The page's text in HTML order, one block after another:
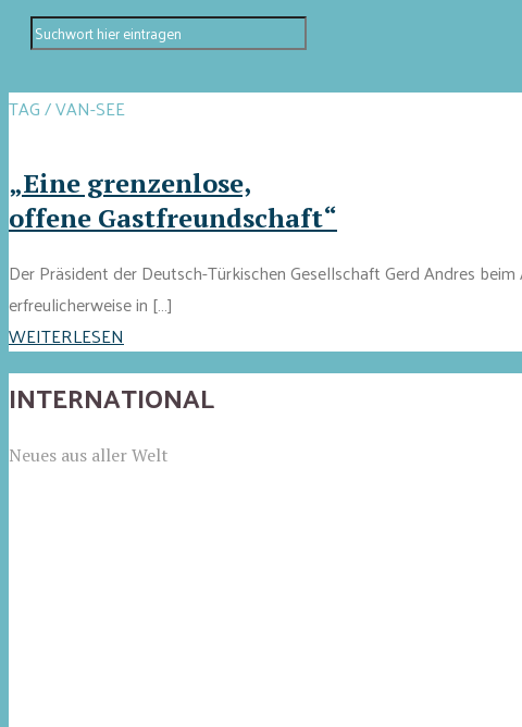
TAG / VAN-SEE
„Eine grenzenlose,
offene Gastfreundschaft“
Der Präsident der Deutsch-Türkischen Gesellschaft Gerd Andres
erfreulicherweise in […]
WEITERLESEN
INTERNATIONAL
Neues aus aller Welt